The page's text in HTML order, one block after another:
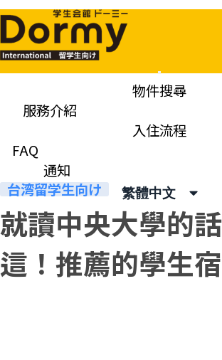
Menu
物件搜尋
服務介紹
入住流程
FAQ
通知
繁體中文
通知 News & Topics
台湾留学生向け
就讀中央大學的
這！推薦的學生